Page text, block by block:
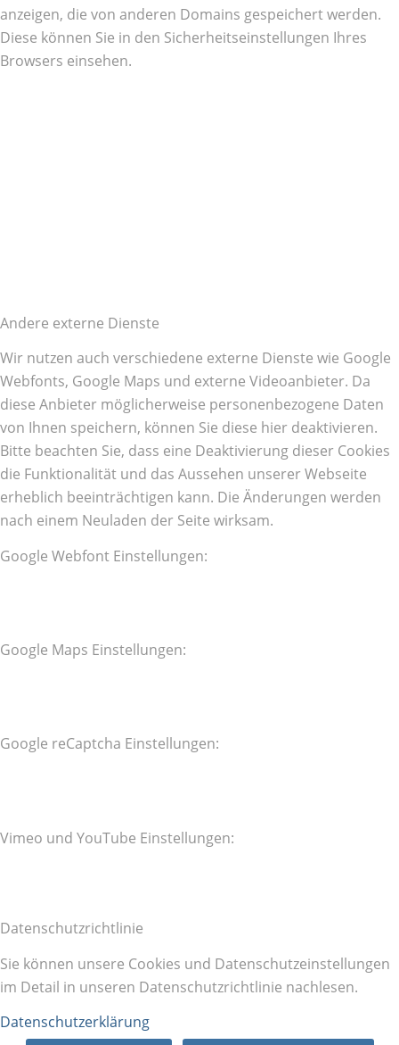
anzeigen, die von anderen Domains gespeichert werden.
Diese können Sie in den Sicherheitseinstellungen Ihres
Browsers einsehen.
Andere externe Dienste
Wir nutzen auch verschiedene externe Dienste wie Google
Webfonts, Google Maps und externe Videoanbieter. Da
diese Anbieter möglicherweise personenbezogene Daten
von Ihnen speichern, können Sie diese hier deaktivieren.
Bitte beachten Sie, dass eine Deaktivierung dieser Cookies
die Funktionalität und das Aussehen unserer Webseite
erheblich beeinträchtigen kann. Die Änderungen werden
nach einem Neuladen der Seite wirksam.
Google Webfont Einstellungen:
Google Maps Einstellungen:
Google reCaptcha Einstellungen:
Vimeo und YouTube Einstellungen:
Datenschutzrichtlinie
Sie können unsere Cookies und Datenschutzeinstellungen
im Detail in unseren Datenschutzrichtlinie nachlesen.
Datenschutzerklärung